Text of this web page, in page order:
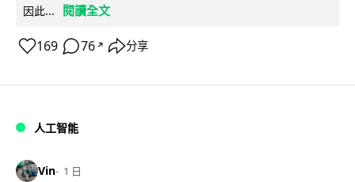
因此...
閱讀全文
169 76 ↗ 分享
人工智能
Vin 1 日